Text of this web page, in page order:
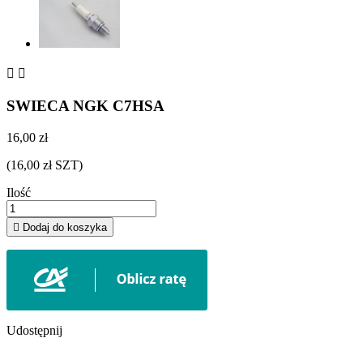
 
SWIECA NGK C7HSA
16,00 zł
(16,00 zł SZT)
Ilość
 Dodaj do koszyka
Udostępnij